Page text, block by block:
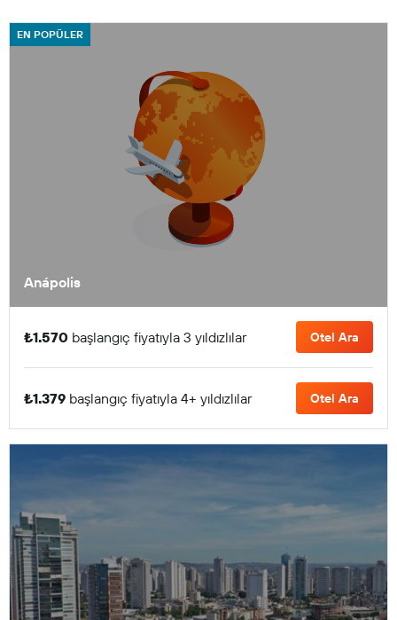
EN POPÜLER
Anápolis
₺1.570 başlangıç fiyatıyla 3 yıldızlılar Otel Ara
₺1.379 başlangıç fiyatıyla 4+ yıldızlılar Otel Ara